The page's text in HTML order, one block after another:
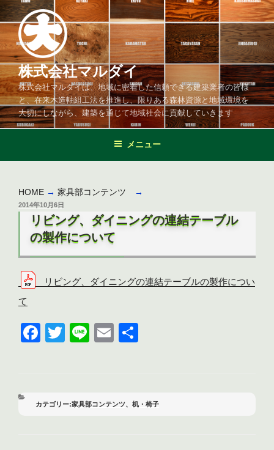
コ
ン
テ
ン
ツ
へ
ス
キ
ッ
株式会社マルダイ
株式会社マルダイは、地域に密着した信頼できる建築業者の皆様
と、在来木造軸組工法を推進し、限りある森林資源と地域環境を
大切にしながら、建築を通じて地域社会に貢献していきます
メニュー
HOME → 家具部コンテンツ →
投
2014年10月6日
リビング、ダイニングの連結テーブル
の製作について
リビング、ダイニングの連結テーブルの製作につい
て
F
b
T
Li
E
カ
家具部コンテンツ、 机・椅子